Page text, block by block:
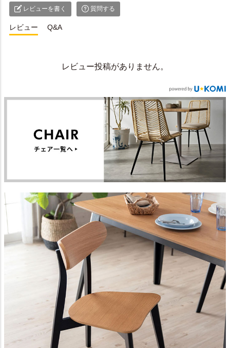
レビューを書く 質問する
レビュー Q&A
レビュー投稿がありません。